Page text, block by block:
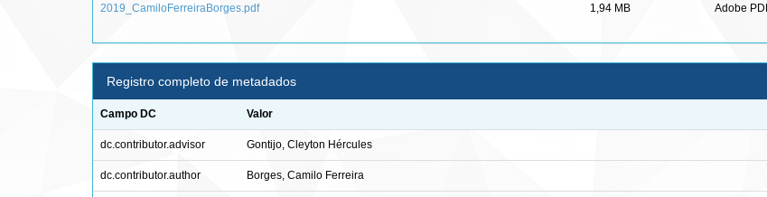
2019_CamiloFerreiraBorges.pdf 1,94 MB Adobe
Registro completo de metadados
Campo DC Valor
dc.contributor.advisor Gontijo, Cleyton Hércules
dc.contributor.author Borges, Camilo Ferreira